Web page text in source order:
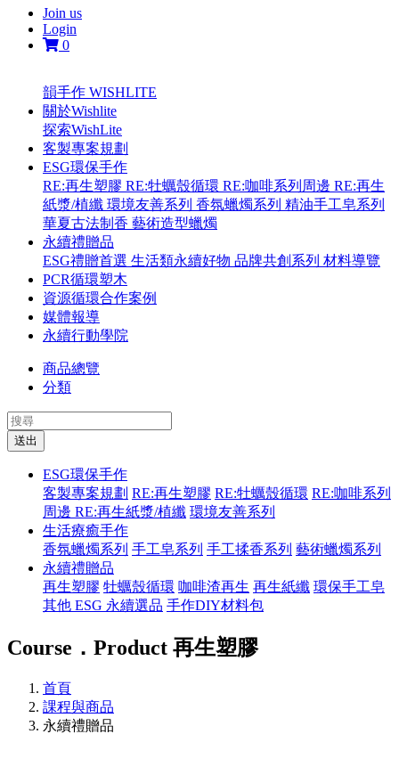
Join us
Login
0
韻手作 WISHLITE
關於Wishlite
探索WishLite
客製專案規劃
ESG環保手作
RE:再生塑膠 RE:牡蠣殼循環 RE:咖啡系列周邊 RE:再生
紙漿/植纖 環境友善系列 香氛蠟燭系列 精油手工皂系列
華夏古法制香 藝術造型蠟燭
永續禮贈品
ESG禮贈首選 生活類永續好物 品牌共創系列 材料導覽
PCR循環塑木
資源循環合作案例
媒體報導
永續行動學院
商品總覽
分類
送出
ESG環保手作
客製專案規劃 RE:再生塑膠 RE:牡蠣殼循環 RE:咖啡系列
周邊 RE:再生紙漿/植纖 環境友善系列
生活療癒手作
香氛蠟燭系列 手工皂系列 手工揉香系列 藝術蠟燭系列
永續禮贈品
再生塑膠 牡蠣殼循環 咖啡渣再生 再生紙纖 環保手工皂
其他 ESG 永續選品 手作DIY材料包
Course．Product 再生塑膠
首頁
課程與商品
永續禮贈品